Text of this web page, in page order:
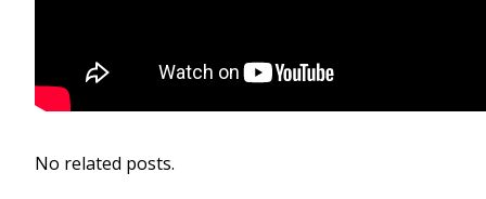
No related posts.